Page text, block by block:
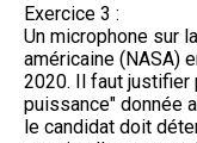
Exercice 3 :
Un microphone sur
américaine (NASA)
2020. Il faut justifier
puissance" donnée
le candidat doit